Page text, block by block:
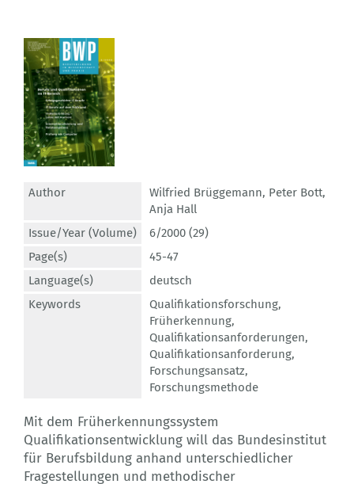
Author Wilfried Brüggemann, Peter Bott,
Anja Hall
Issue/Year (Volume)
6/2000 (29)
Page(s)
45-47
Language(s)
deutsch
Keywords
Qualifikationsforschung,
Früherkennung,
Qualifikationsanforderungen,
Qualifikationsanforderung,
Forschungsansatz,
Forschungsmethode
Mit dem Früherkennungssystem
Qualifikationsentwicklung will das Bundesinstitut
für Berufsbildung anhand unterschiedlicher
Fragestellungen und methodischer